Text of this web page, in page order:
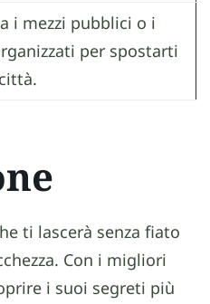
i mezzi pubblici o i
per spostarti
ti lascerà senza fiato
Con i migliori
i suoi segreti più